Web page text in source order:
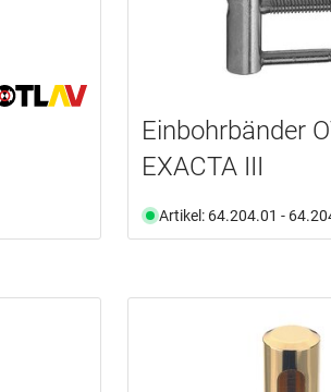
Einbohrbänder
EXACTA III
Artikel: 64.204.01 -